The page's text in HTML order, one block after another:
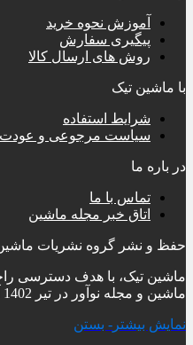
آموزش نحوه خرید
پیگیری سفارش
روش های ارسال کالا
با ماشین تیک
شرایط استفاده
سیاست مرجوعی و عودت
در باره ما
تماس با ما
اتاق خبر مجله ماشین
حفظ و نشر گروه نشریات
ماشین تیک، با هدف دسترسی
ماشین و مجله نوآور در تیر 1402 آغاز به کار کرد.
نمایش بیشتر - بستن